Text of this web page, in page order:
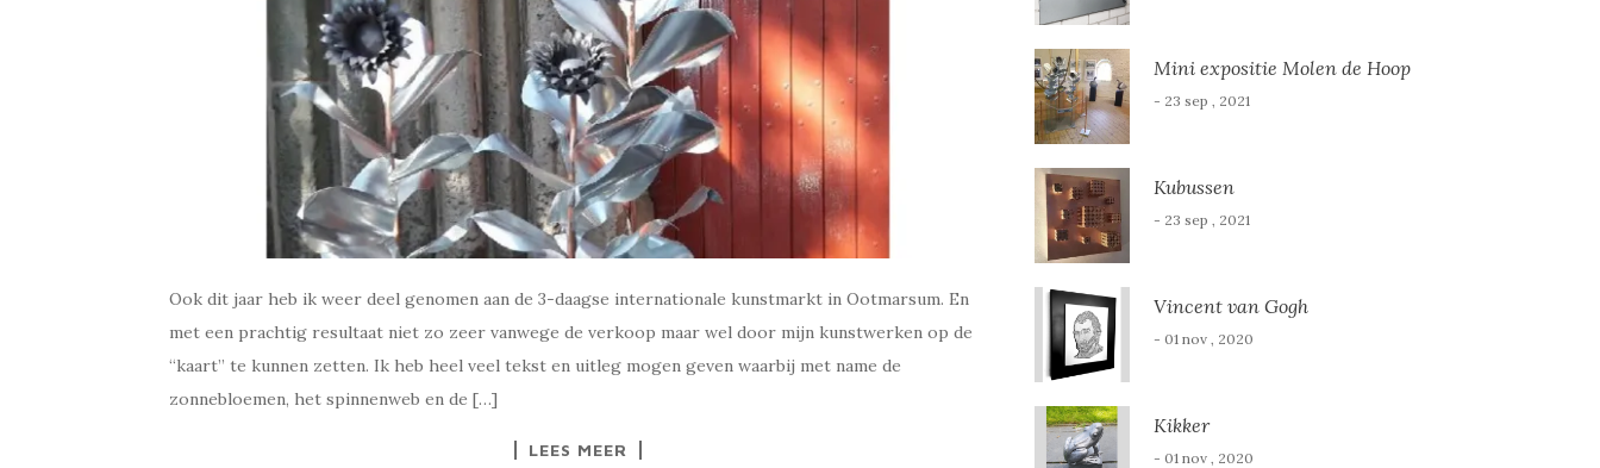
Ook dit jaar heb ik weer deel genomen aan de 3-daagse internationale kunstmarkt in Ootmarsum. En
met een prachtig resultaat niet zo zeer vanwege de verkoop maar wel door mijn kunstwerken op de
“kaart” te kunnen zetten. Ik heb heel veel tekst en uitleg mogen geven waarbij met name de
zonnebloemen, het spinnenweb en de […]
LEES MEER
Mini expositie Molen de Hoop
- 23 sep , 2021
Kubussen
- 23 sep , 2021
Vincent van Gogh
- 01 nov , 2020
Kikker
- 01 nov , 2020